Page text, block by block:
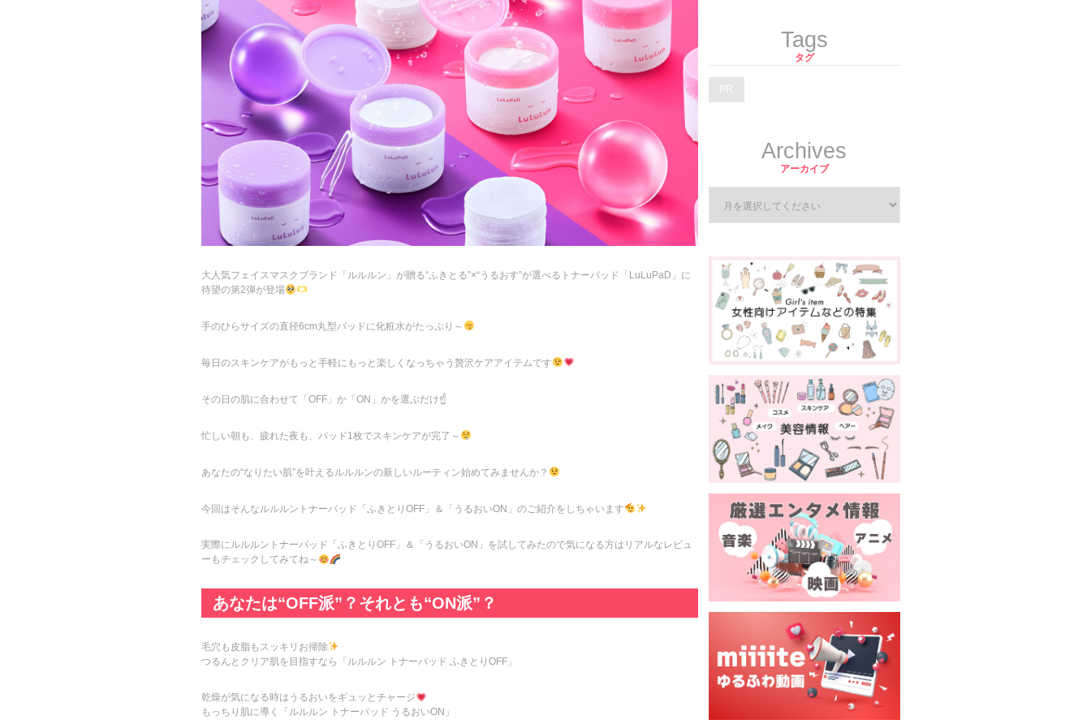
大人気フェイスマスクブランド「ルルルン」が贈る“ふきとる”×“うるおす”が選べるトナーパッド「LuLuPaD」に
待望の第2弾が登場
手のひらサイズの直径6cm丸型パッドに化粧水がたっぷり～
毎日のスキンケアがもっと手軽にもっと楽しくなっちゃう贅沢ケアアイテムです
その日の肌に合わせて「OFF」か「ON」かを選ぶだけ☝️
忙しい朝も、疲れた夜も、パッド1枚でスキンケアが完了～
あなたの“なりたい肌”を叶えるルルルンの新しいルーティン始めてみませんか？
今回はそんなルルルントナーパッド「ふきとりOFF」＆「うるおいON」のご紹介をしちゃいます
実際にルルルントナーパッド「ふきとりOFF」＆「うるおいON」を試してみたので気になる方はリアルなレビュ
ーもチェックしてみてね～
あなたは“OFF派”？それとも“ON派”？
毛穴も皮脂もスッキリお掃除
つるんとクリア肌を目指すなら「ルルルン トナーパッド ふきとりOFF」
乾燥が気になる時はうるおいをギュッとチャージ
もっちり肌に導く「ルルルン トナーパッド うるおいON」
Tags
タグ
PR
Archives
アーカイブ